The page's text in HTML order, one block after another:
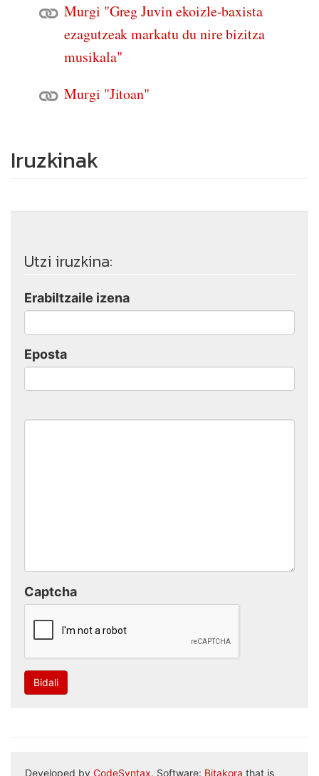
Murgi "Greg Juvin ekoizle-baxista
ezagutzeak markatu du nire bizitza
musikala"
Murgi "Jitoan"
Iruzkinak
Utzi iruzkina:
Erabiltzaile izena
Eposta
Captcha
Bidali
Developed by CodeSyntax. Software: Bitakora that is